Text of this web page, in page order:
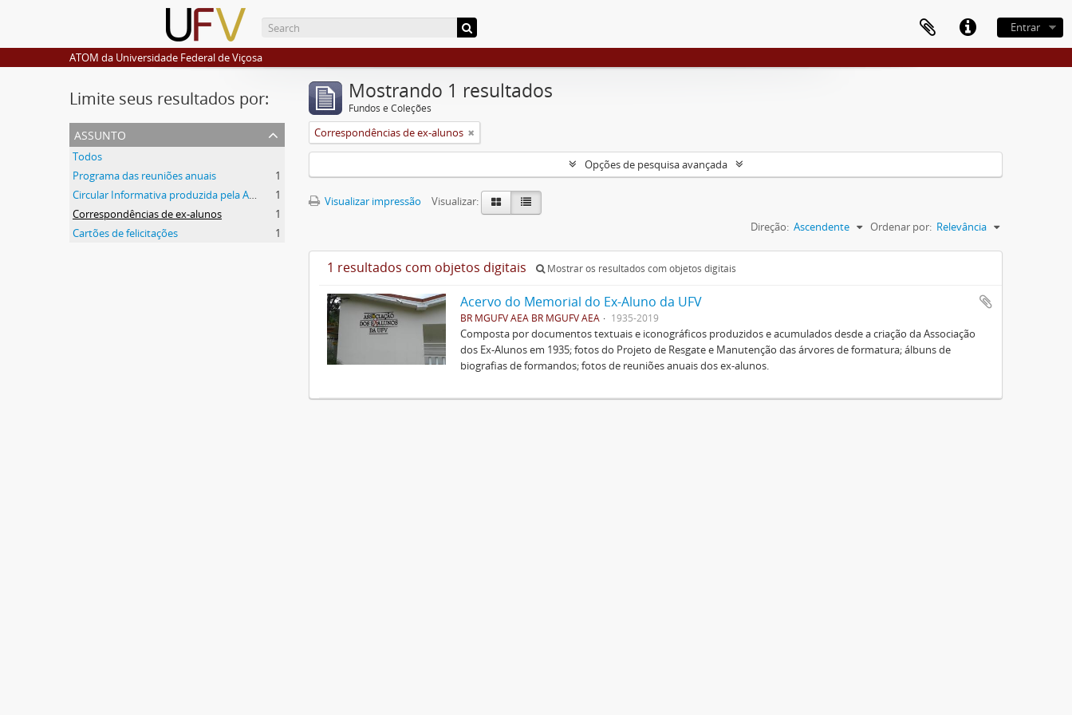
Entrar
ATOM da Universidade Federal de Viçosa
Limite seus resultados por:
assunto
Todos
Programa das reuniões anuais
1
Circular Informativa produzida pela AEA
1
Correspondências de ex-alunos
1
Cartões de felicitações
1
Mostrando 1 resultados
Fundos e Coleções
Correspondências de ex-alunos
Opções de pesquisa avançada
Visualizar impressão
Visualizar:
Ordenar por: Relevância
Direção: Ascendente
1 resultados com objetos digitais Mostrar os resultados com objetos digitais
Acervo do Memorial do Ex-Aluno da UFV
BR MGUFV AEA BR MGUFV AEA 1935-2019
Composta por documentos textuais e iconográficos produzidos e acumulados desde a criação da Associação
dos Ex-Alunos em 1935; fotos do Projeto de Resgate e Manutenção das árvores de formatura; álbuns de
biografias de formandos; fotos de reuniões anuais dos ex-alunos.